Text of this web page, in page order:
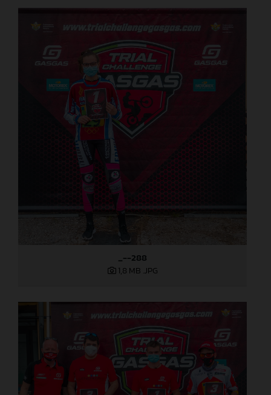
_--288
1,8 MB .JPG